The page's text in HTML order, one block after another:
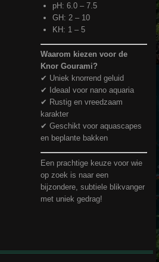
pH: 6.0 – 7.5
GH: 2 – 10
KH: 1 – 5
Waarom kiezen voor de
Knor Gourami?
✔ Uniek knorrend geluid
✔ Ideaal voor nano aquaria
✔ Rustig en vreedzaam
karakter
✔ Geschikt voor aquascapes
en beplante bakken
Een prachtige keuze voor wie
op zoek is naar een
bijzondere, subtiele blikvanger
met uniek gedrag!